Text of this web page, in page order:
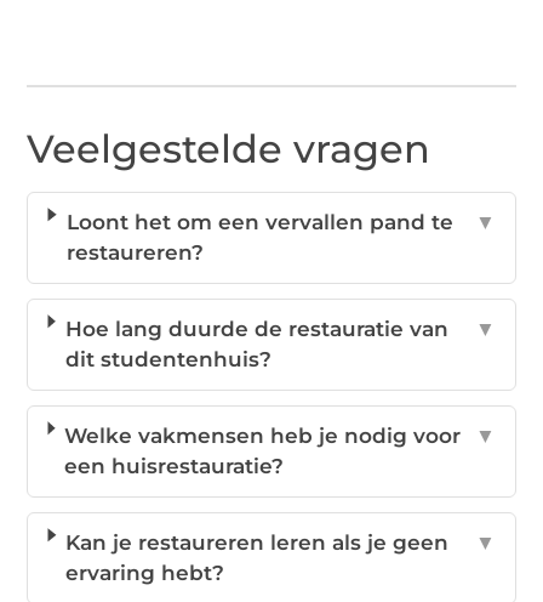
Veelgestelde vragen
Loont het om een vervallen pand te
restaureren?
▼
Hoe lang duurde de restauratie van
dit studentenhuis?
▼
Welke vakmensen heb je nodig voor
een huisrestauratie?
▼
Kan je restaureren leren als je geen
ervaring hebt?
▼